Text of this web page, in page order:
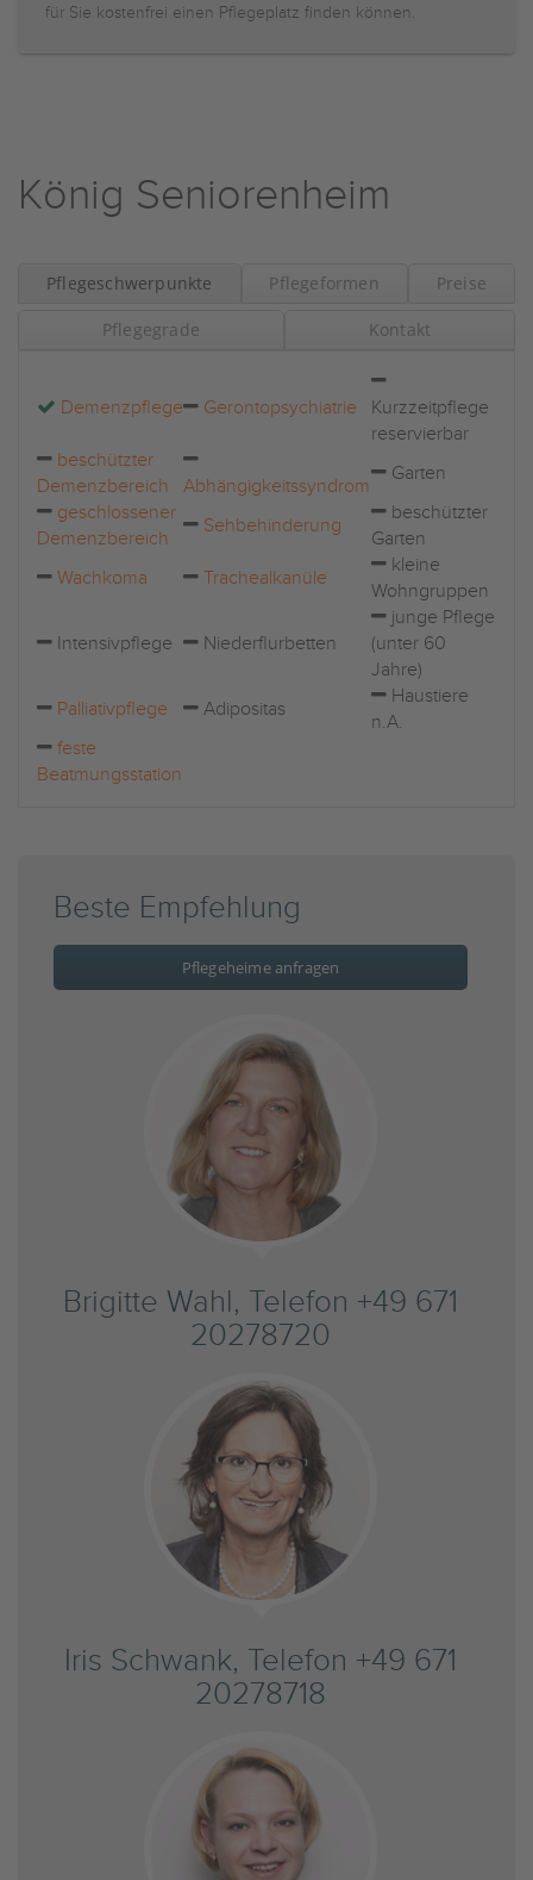
für Sie kostenfrei einen Pflegeplatz finden können.
König Seniorenheim
Pflegeschwerpunkte Pflegeformen Preise
Pflegegrade Kontakt
Demenzpflege Gerontopsychiatrie
Kurzzeitpflege
reservierbar
beschützter
Demenzbereich
Abhängigkeitssyndrom
Garten
geschlossener
Demenzbereich
Sehbehinderung
beschützter
Garten
Wachkoma
Trachealkanüle
kleine
Wohngruppen
Intensivpflege Niederflurbetten
junge Pflege
(unter 60
Jahre)
Palliativpflege
Adipositas
Haustiere
n.A.
feste
Beatmungsstation
Beste Empfehlung
Pflegeheime anfragen
Brigitte Wahl, Telefon +49 671
20278720
Iris Schwank, Telefon +49 671
20278718